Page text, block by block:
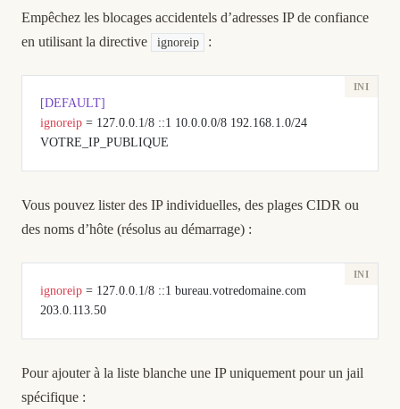
Empêchez les blocages accidentels d’adresses IP de confiance
en utilisant la directive
ignoreip :
[DEFAULT]
ignoreip = 127.0.0.1/8 ::1 10.0.0.0/8 192.168.1.0/24
VOTRE_IP_PUBLIQUE
Vous pouvez lister des IP individuelles, des plages CIDR ou
des noms d’hôte (résolus au démarrage) :
ignoreip = 127.0.0.1/8 ::1 bureau.votredomaine.com
203.0.113.50
Pour ajouter à la liste blanche une IP uniquement pour un jail
spécifique :